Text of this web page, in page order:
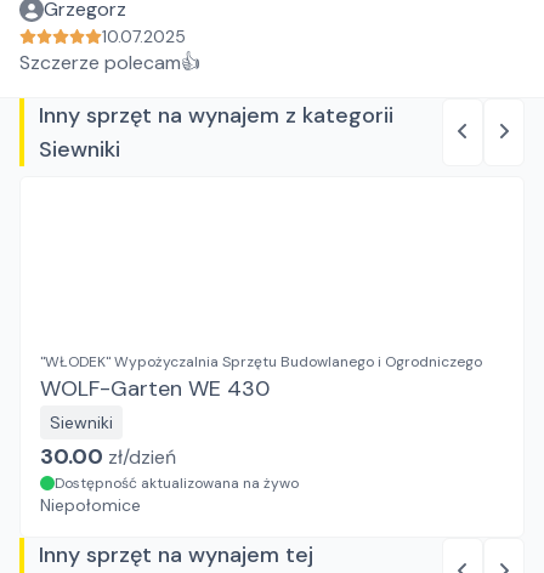
Grzegorz
10.07.2025
Szczerze polecam👍
Inny sprzęt na wynajem z kategorii
Siewniki
"WŁODEK" Wypożyczalnia Sprzętu Budowlanego i Ogrodniczego
WOLF-Garten WE 430
Siewniki
30.00 zł/dzień
Dostępność aktualizowana na żywo
Niepołomice
Inny sprzęt na wynajem tej